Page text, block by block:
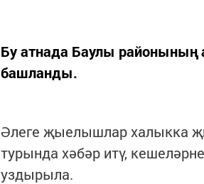
Бу атнада Баулы
башланды.
Әлеге җыелышлар халыкка
турында хәбәр итү,
уздырыла.